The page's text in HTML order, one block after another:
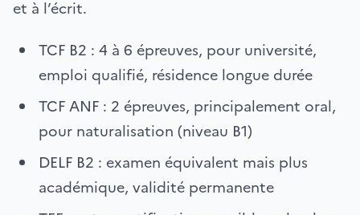
et à l’écrit.
TCF B2 : 4 à 6 épreuves, pour université,
emploi qualifié, résidence longue durée
TCF ANF : 2 épreuves, principalement oral,
pour naturalisation (niveau B1)
DELF B2 : examen équivalent mais plus
académique, validité permanente